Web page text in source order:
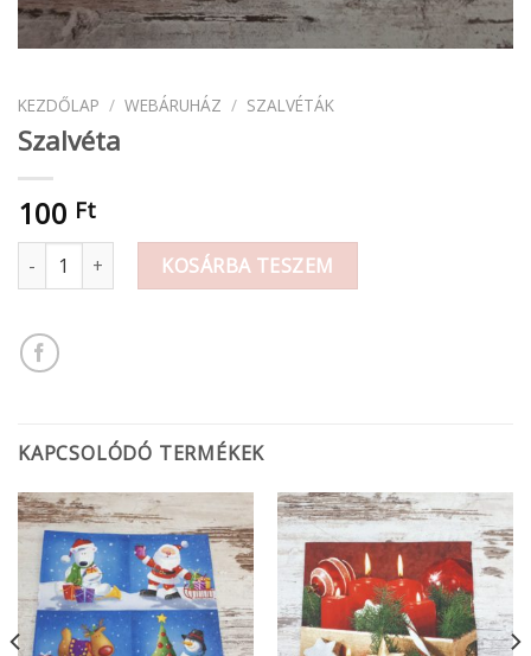
KEZDŐLAP / WEBÁRUHÁZ / SZALVÉTÁK
Szalvéta
100 Ft
Szalvéta mennyiségKOSÁRBA TESZEM
KAPCSOLÓDÓ TERMÉKEK